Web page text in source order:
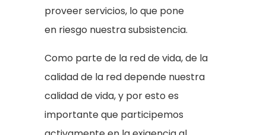
proveer servicios, lo que pone
en riesgo nuestra subsistencia.
Como parte de la red de vida, de la
calidad de la red depende nuestra
calidad de vida, y por esto es
importante que participemos